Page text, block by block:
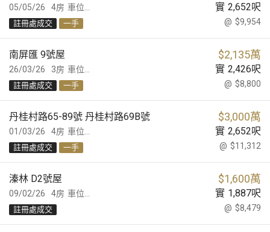
05/05/26 車位... 實 2,652呎
4房
@ $9,954
註冊處成交 一手
26/03/26
南屏匯 9號屋 $2,135萬
車位... 實 2,426呎
3房
@ $8,800
註冊處成交 一手
01/03/26
丹桂村路65-89號 丹桂村路69B號 $3,000萬
車位... 實 2,652呎
4房
@ $11,312
註冊處成交 一手
09/02/26
溱林 D2號屋 $1,600萬
車位... 實 1,887呎
4房
@ $8,479
註冊處成交